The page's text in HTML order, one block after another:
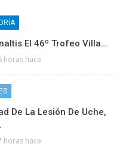
El 46º Trofeo Villa…
horas hace
De La Lesión De Uche,
horas hace